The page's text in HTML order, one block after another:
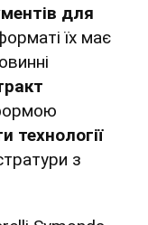
для
їх має
технології
з